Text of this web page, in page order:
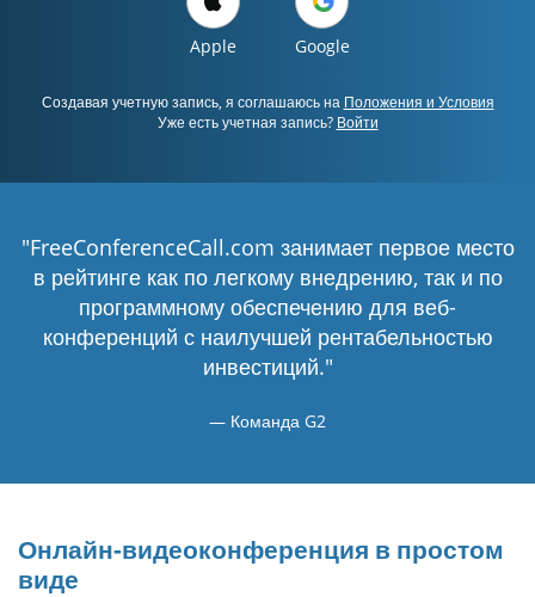
Apple Google
Создавая учетную запись, я соглашаюсь на Положения и Условия
Уже есть учетная запись? Войти
"FreeConferenceCall.com занимает первое место
в рейтинге как по легкому внедрению, так и по
программному обеспечению для веб-
конференций с наилучшей рентабельностью
инвестиций."
Команда G2
Онлайн-видеоконференция в простом
виде